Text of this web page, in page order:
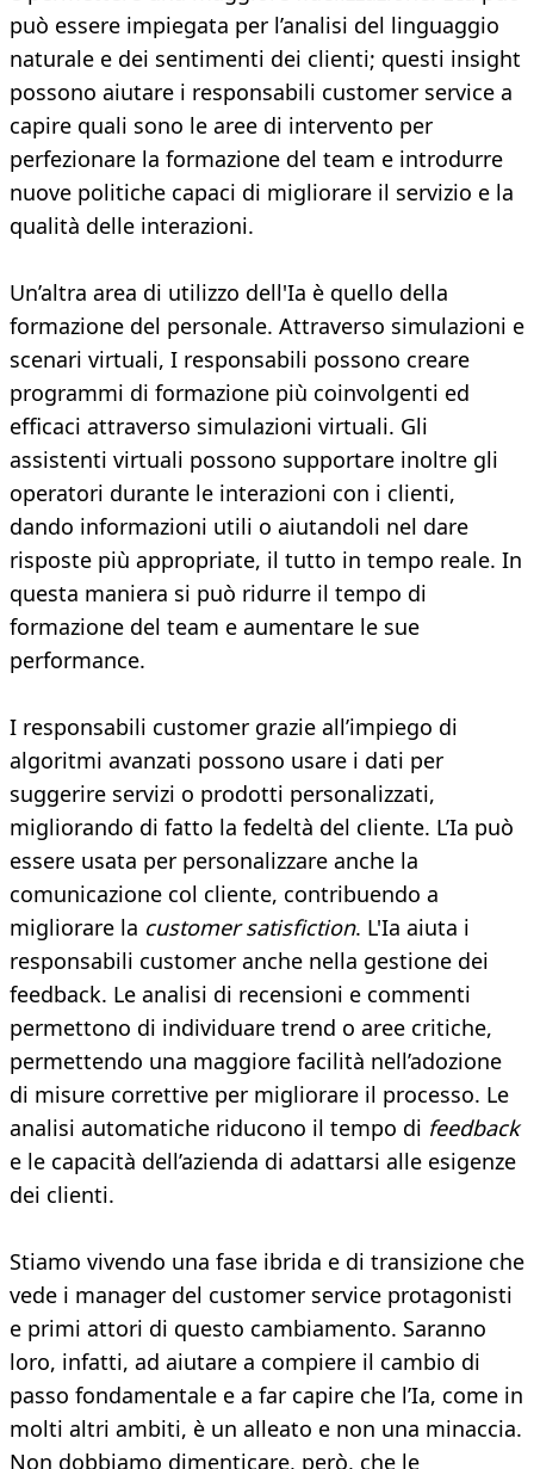
può essere impiegata per l’analisi del linguaggio
naturale e dei sentimenti dei clienti; questi insight
possono aiutare i responsabili customer service a
capire quali sono le aree di intervento per
perfezionare la formazione del team e introdurre
nuove politiche capaci di migliorare il servizio e la
qualità delle interazioni.
Un’altra area di utilizzo dell'Ia è quello della
formazione del personale. Attraverso simulazioni e
scenari virtuali, I responsabili possono creare
programmi di formazione più coinvolgenti ed
efficaci attraverso simulazioni virtuali. Gli
assistenti virtuali possono supportare inoltre gli
operatori durante le interazioni con i clienti,
dando informazioni utili o aiutandoli nel dare
risposte più appropriate, il tutto in tempo reale. In
questa maniera si può ridurre il tempo di
formazione del team e aumentare le sue
performance.
I responsabili customer grazie all’impiego di
algoritmi avanzati possono usare i dati per
suggerire servizi o prodotti personalizzati,
migliorando di fatto la fedeltà del cliente. L’Ia può
essere usata per personalizzare anche la
comunicazione col cliente, contribuendo a
migliorare la customer satisfiction. L'Ia aiuta i
responsabili customer anche nella gestione dei
feedback. Le analisi di recensioni e commenti
permettono di individuare trend o aree critiche,
permettendo una maggiore facilità nell’adozione
di misure correttive per migliorare il processo. Le
analisi automatiche riducono il tempo di feedback
e le capacità dell’azienda di adattarsi alle esigenze
dei clienti.
Stiamo vivendo una fase ibrida e di transizione che
vede i manager del customer service protagonisti
e primi attori di questo cambiamento. Saranno
loro, infatti, ad aiutare a compiere il cambio di
passo fondamentale e a far capire che l’Ia, come in
molti altri ambiti, è un alleato e non una minaccia.
Non dobbiamo dimenticare, però, che le